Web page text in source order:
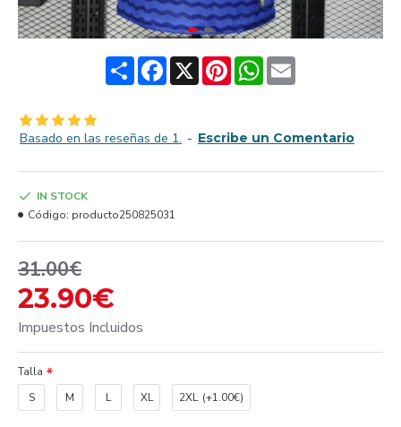
ShareFacebook
X PinterestWhatsApp
Email
Basado en las reseñas de 1. - Escribe un Comentario
23.90€
31.00€
Impuestos Incluidos
IN STOCK
Código: producto250825031
Talla
S
M L XL 2XL (+1.00€)